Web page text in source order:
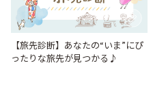
【旅先診断】あなたの“いま”にぴ
ったりな旅先が見つかる♪